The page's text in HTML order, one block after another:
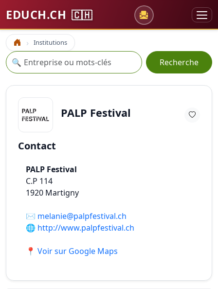
EDUCH.CH 🇨🇭
Accueil Institutions
Recherche
🔍 Recherche
PALP Festival
Contact
PALP Festival
C.P 114
1920 Martigny
✉️ melanie@palpfestival.ch
🌐 http://www.palpfestival.ch
📍 Voir sur Google Maps